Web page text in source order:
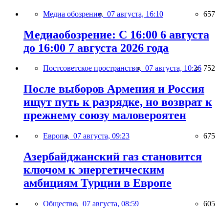
Медиа обозрение, 07 августа, 16:10 657
Медиаобозрение: С 16:00 6 августа
до 16:00 7 августа 2026 года
Постсоветское пространство, 07 августа, 10:26 752
После выборов Армения и Россия
ищут путь к разрядке, но возврат к
прежнему союзу маловероятен
Европа, 07 августа, 09:23 675
Азербайджанский газ становится
ключом к энергетическим
амбициям Турции в Европе
Общество, 07 августа, 08:59 605